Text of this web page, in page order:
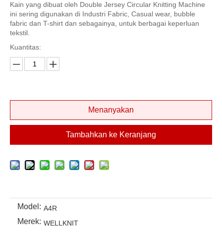
Kain yang dibuat oleh Double Jersey Circular Knitting Machine
ini sering digunakan di Industri Fabric, Casual wear, bubble
fabric dan T-shirt dan sebagainya, untuk berbagai keperluan
tekstil.
Kuantitas:
Menanyakan
Tambahkan ke Keranjang
Model: A4R
Merek: WELLKNIT